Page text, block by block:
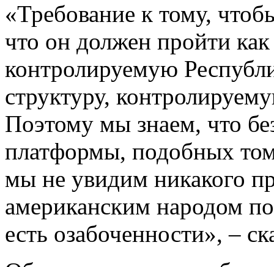
«Требование к тому,
что он должен пройти как
контролируемую
структуру,
Поэтому мы знаем, что
платформы, подобных
мы не увидим никакого
американским народом
есть озабоченности», –